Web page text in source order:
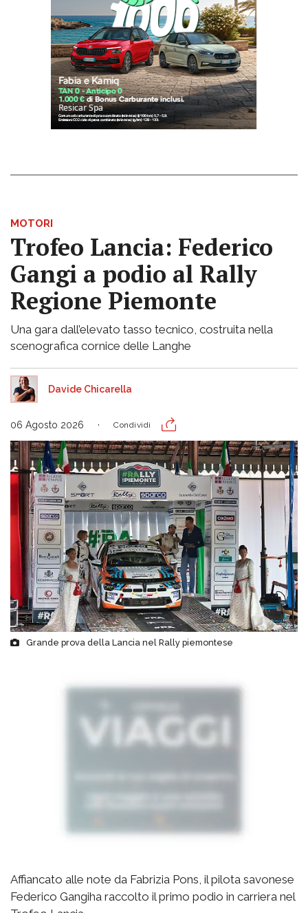
MOTORI
Trofeo Lancia: Federico
Gangi a podio al Rally
Regione Piemonte
Una gara dall’elevato tasso tecnico, costruita nella
scenografica cornice delle Langhe
Davide Chicarella
06 Agosto 2026 Condividi
Grande prova della Lancia nel Rally piemontese
Affiancato alle note da Fabrizia Pons, il pilota savonese
Federico Gangiha raccolto il primo podio in carriera nel